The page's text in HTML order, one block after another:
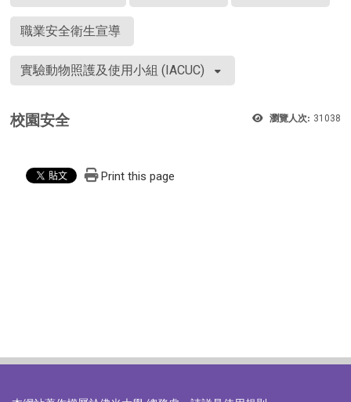
職業安全衛生宣導
實驗動物照護及使用小組 (IACUC)
瀏覽人次: 31038
校園安全
Print this page